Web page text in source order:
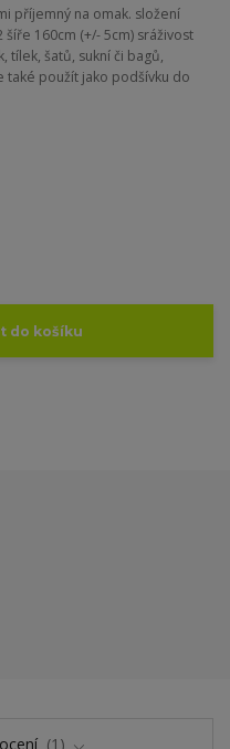
příjemný na omak. složení
160cm (+/- 5cm) sráživost
tílek, šatů, sukní či bagů,
také použít jako podšívku do
do košíku
1